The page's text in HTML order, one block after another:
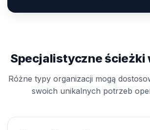
Specjalistyczne ścieżki
Różne typy organizacji mogą
swoich unikalnych potrzeb